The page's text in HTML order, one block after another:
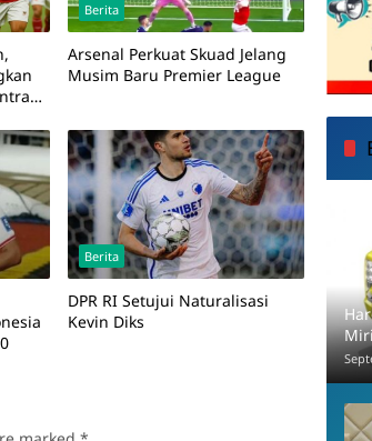
Berita
Arsenal Perkuat Skuad Jelang
Musim Baru Premier League
Berita
DPR RI Setujui Naturalisasi
Kevin Diks